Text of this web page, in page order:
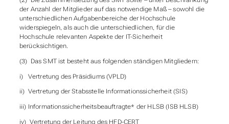
der Anzahl der Mitglieder auf das notwendige Maß – sowohl die
unterschiedlichen Aufgabenbereiche der Hochschule
widerspiegeln, als auch die unterschiedlichen, für die
Hochschule relevanten Aspekte der IT-Sicherheit
berücksichtigen.
(3) Das SMT ist besteht aus folgenden ständigen Mitgliedern:
i) Vertretung des Präsidiums (VPLD)
ii) Vertretung der Stabsstelle Informationssicherheit (SIS)
iii) Informationssicherheitsbeauftragte* der HLSB (ISB HLSB)
iv) Vertretung der Leitung des HFD-CERT